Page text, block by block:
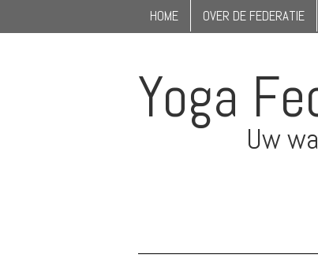
HOME OVER DE FEDERATIE
Yoga
Uw